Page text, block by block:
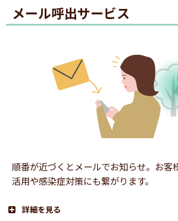
1.番号札発券
メール呼出サービス
順番が近づくとメールでお知らせ。お客
活用や感染症対策にも繋がります。
詳細を見る